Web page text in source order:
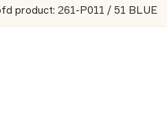
product: 261-P011 / 51 BLUE